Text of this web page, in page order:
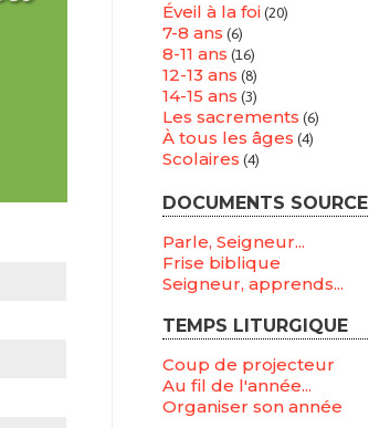
Éveil à la foi(20)
7-8 ans (6)
8-11 ans (16)
12-13 ans (8)
14-15 ans (3)
Les sacrements (6)
À tous les âges (4)
Scolaires (4)
DOCUMENTS SOURCE
Parle, Seigneur...
Frise biblique
Seigneur, apprends...
TEMPS LITURGIQUE
Coup de projecteur
Au fil de l'année...
Organiser son année